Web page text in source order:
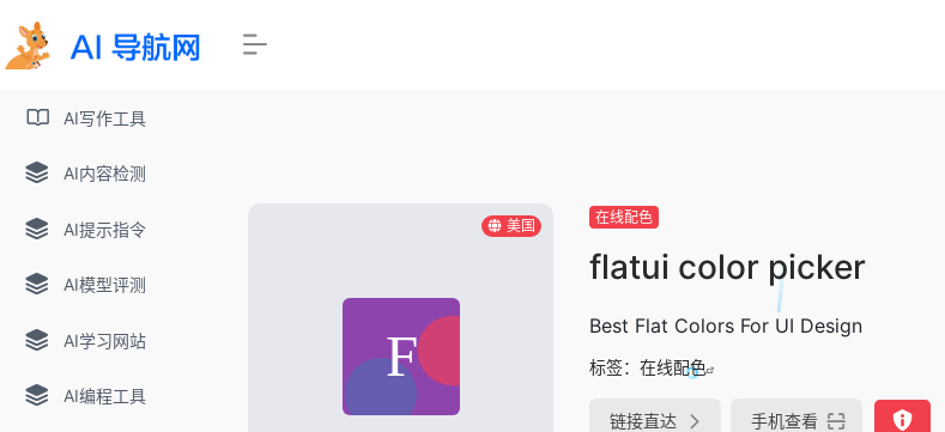
AI写作工具
AI内容检测
AI提示指令
AI模型评测
AI学习网站
AI编程工具
美国 在线配色
flatui color picker
Best Flat Colors For UI Design
标签： 在线配色
链接直达 手机查看